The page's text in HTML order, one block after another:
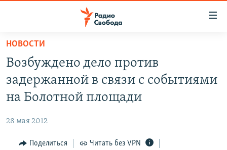
упрощенного
доступа
основному
Вернутся
ПРОГРАММЫ
ПОДКАСТЫ
АВТОРСКИЕ ПРОЕКТЫ
МНЕНИЯ
КУЛЬТУРА
НОВОСТИ
Возбуждено дело против
задержанной в связи с событиями
на Болотной площади
28 мая 2012
Поделиться Читать без VPN